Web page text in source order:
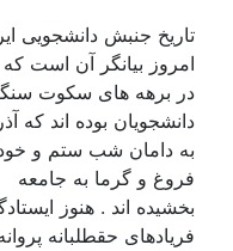
تاریخ جنبش دانشجویی
امروز بیانگر آن است که
در برهه های سکوت
دانشجویان بوده اند که
به دامان شب ستم و
فروغ و گرما به جامعه
بخشیده اند . هنوز
فریادهای حقطلبانه